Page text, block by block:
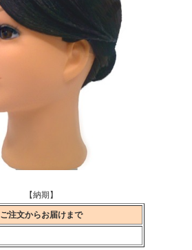
【納期】
ご注文からお届けまで